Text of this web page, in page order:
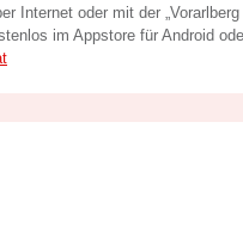
Internet oder mit der
im Appstore für Android